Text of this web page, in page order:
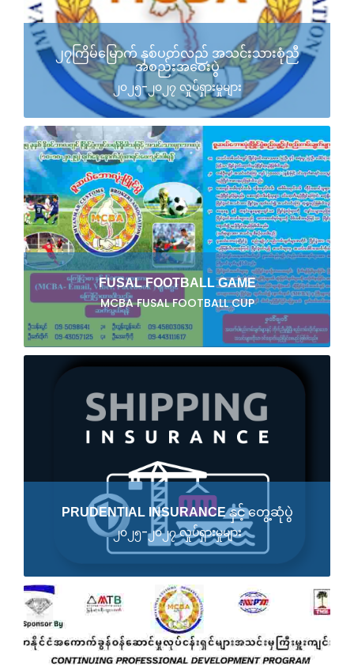
၂၇ကြိမ်မြောက် နှစ်ပတ်လည် အသင်းသားစုံညီ
အစည်းအဝေးပွဲ
၂၀၂၅-၂၀၂၇ လှုပ်ရှားမှုများ
FUSAL FOOTBALL GAME
MCBA FUSAL FOOTBALL CUP
PRUDENTIAL INSURANCE နှင့် တွေ့ဆုံပွဲ
၂၀၂၅-၂၀၂၇ လှုပ်ရှားမှုများ